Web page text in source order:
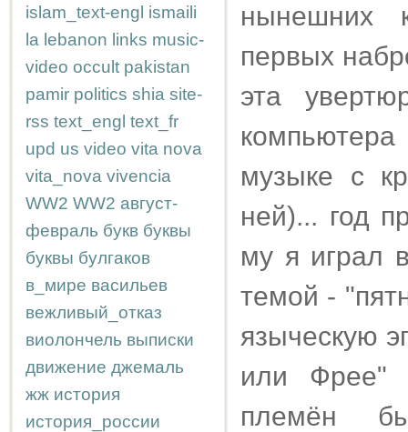
islam_text-engl ismaili
la lebanon links music-
video occult pakistan
pamir politics shia site-
rss text_engl text_fr
upd us video vita nova
vita_nova vivencia
WW2 WW2 август-
февраль букв буквы
буквы булгаков
в_мире васильев
вежливый_отказ
виолончель выписки
движение джемаль
жж история
история_россии
нынешних
первых
эта
музыке с
ней)... год
му я играл
темой -
языческую
или Фрее"
племён